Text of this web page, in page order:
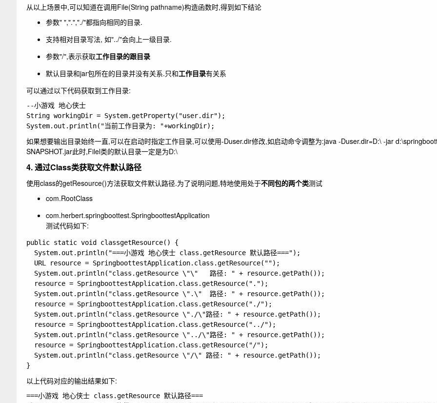
从以上场景中,可以知道在调用File(String pathname)构造函数时,得到如下结论
参数" ",".","./"都指向相同的目录.
支持相对目录写法, 如"../"会向上一级目录.
参数"/",表示获取工作目录的跟目录
默认目录和jar包所在的目录并没有关系.只和工作目录有关系
可以通过以下代码获取到工作目录:
--小游戏 地心侠士
String workingDir = System.getProperty("user.dir");
如果想要输出目录始终一直,可以在启动时指定工作目录,可以使用-Duser.dir修改,如启动命令调整为:java -Duser.dir=D:\ -jar
SNAPSHOT.jar此时,Filel类的默认目录一定是为D:\
4. 通过Class类获取文件默认路径
使用class的getResource()方法获取文件默认路径.为了说明问题,特地使用处于不同包的两个类测试
com.RootClass
com.herbert.springboottest.SpringboottestApplication
测试代码如下:
public static void classgetResource() {
  System.out.println("===小游戏 地心侠士 class.getResource 默认路径===");
  URL resource = SpringboottestApplication.class.getResource("");
  System.out.println("class.getResource \"\"   路径: " + resource.getPath());
  resource = SpringboottestApplication.class.getResource(".");
  System.out.println("class.getResource \".\"  路径: " + resource.getPath());
  resource = SpringboottestApplication.class.getResource("./");
  System.out.println("class.getResource \"./\"路径: " + resource.getPath());
  resource = SpringboottestApplication.class.getResource("../");
  System.out.println("class.getResource \"../\"路径: " + resource.getPath());
  resource = SpringboottestApplication.class.getResource("/");
  System.out.println("class.getResource \"/\" 路径: " + resource.getPath());
以上代码对应的输出结果如下:
===小游戏 地心侠士 class.getResource 默认路径===